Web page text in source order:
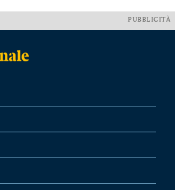
PUBBLICITÀ